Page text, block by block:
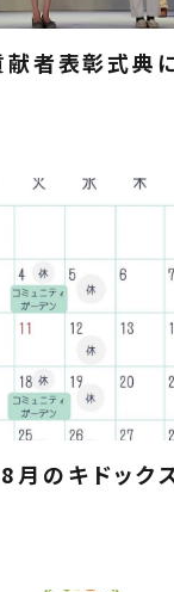
者表彰式典
8月のキドック